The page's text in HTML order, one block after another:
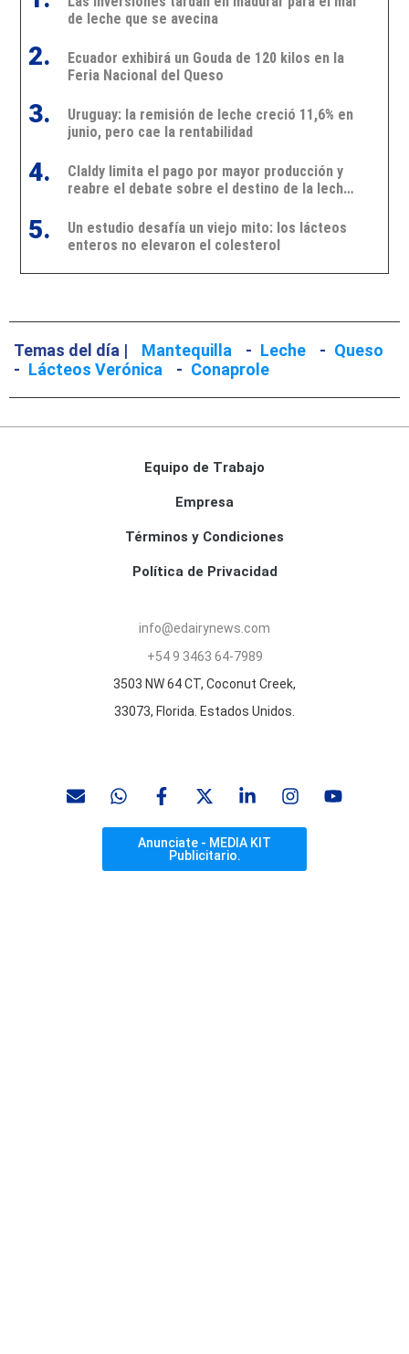
2.
3.
4.
5.
de leche que se avecina
Ecuador exhibirá un Gouda de 120 kilos en la
Feria Nacional del Queso
Uruguay: la remisión de leche creció 11,6% en
junio, pero cae la rentabilidad
Claldy limita el pago por mayor producción y
reabre el debate sobre el destino de la leche
Un estudio desafía un viejo mito: los lácteos
enteros no elevaron el colesterol
Temas del día | Mantequilla - Leche - Queso
- Lácteos Verónica - Conaprole
Equipo de Trabajo
Empresa
Términos y Condiciones
Política de Privacidad
info@edairynews.com
+54 9 3463 64-7989
3503 NW 64 CT, Coconut Creek,
33073, Florida. Estados Unidos.
Anunciate - MEDIA KIT
Publicitario.